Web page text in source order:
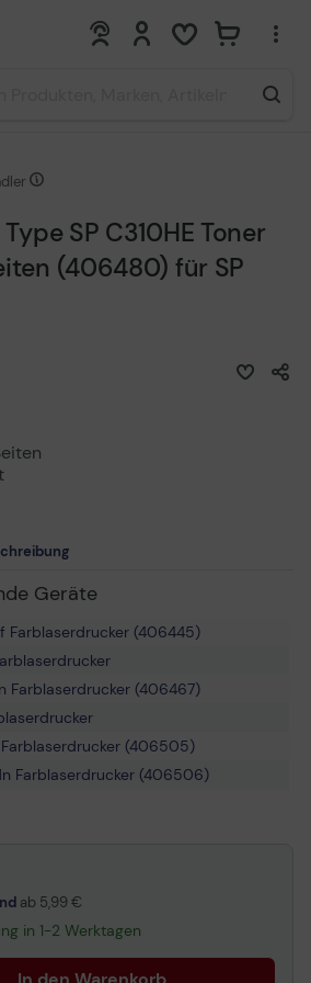
0 0
SP C310HE Toner
(406480) für SP
Geräte
Farblaserdrucker (406445)
Farblaserdrucker (406467)
Farblaserdrucker (406505)
Farblaserdrucker (406506)
Farblaserdrucker
ab 5,99 €
in 1-2 Werktagen